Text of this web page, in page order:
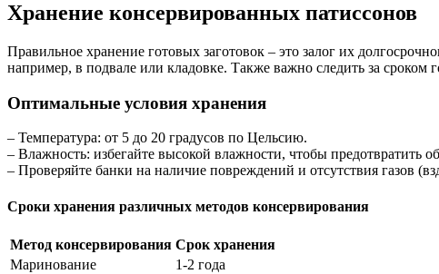
Хранение консервированных патиссонов
Правильное хранение готовых заготовок – это залог их
например, в подвале или кладовке. Также важно следить за сроком
Оптимальные условия хранения
– Температура: от 5 до 20 градусов по Цельсию.
– Влажность: избегайте высокой влажности, чтобы предотвратить
– Проверяйте банки на наличие повреждений и отсутствия газов
Сроки хранения различных методов консервирования
Метод консервирования Срок хранения
Маринование
1-2 года